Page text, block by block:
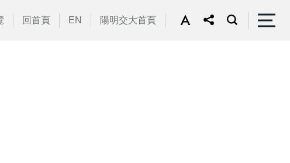
回首頁 EN 陽明交大首頁